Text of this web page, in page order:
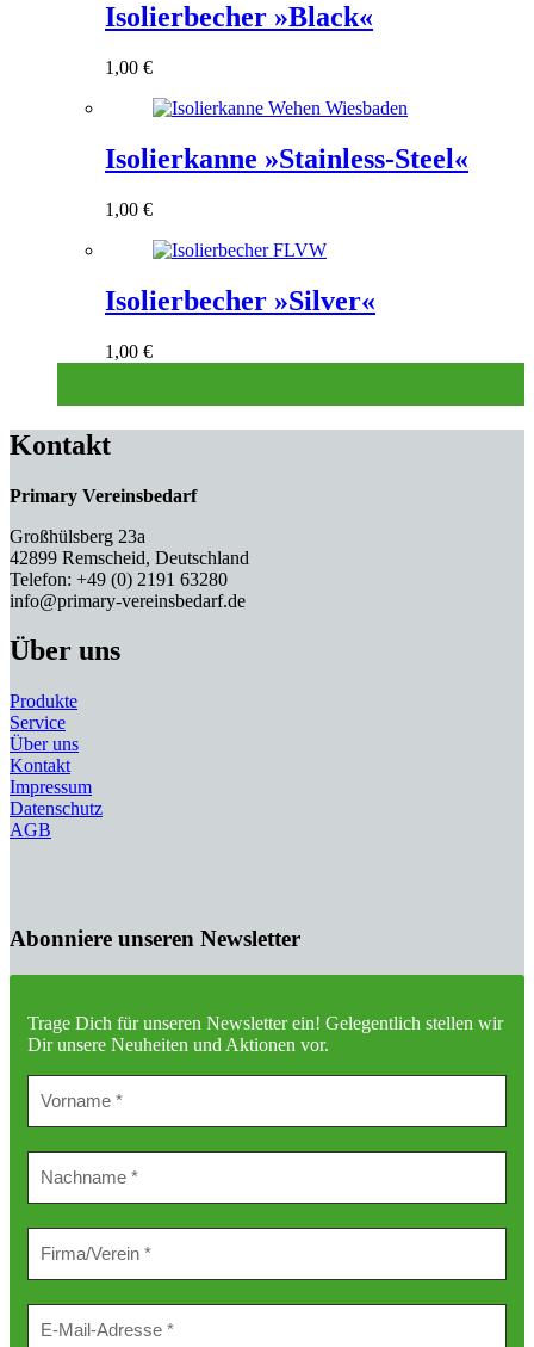
Isolierbecher »Black«
1,00 €
Isolierkanne »Stainless-Steel«
1,00 €
Isolierbecher »Silver«
1,00 €
Kontakt
Primary Vereinsbedarf
Großhülsberg 23a
42899 Remscheid, Deutschland
Telefon: +49 (0) 2191 63280
info@primary-vereinsbedarf.de
Über uns
Produkte
Service
Über uns
Kontakt
Impressum
Datenschutz
AGB
Abonniere unseren Newsletter
Trage Dich für unseren Newsletter ein! Gelegentlich stellen wir
Dir unsere Neuheiten und Aktionen vor.